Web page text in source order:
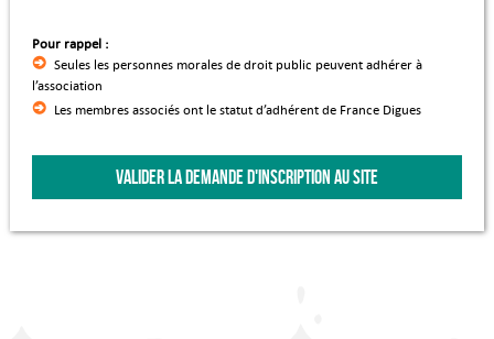
Pour rappel :
Seules les personnes morales de droit public peuvent adhérer à
l’association
Les membres associés ont le statut d’adhérent de France Digues
VALIDER LA DEMANDE D'INSCRIPTION AU SITE